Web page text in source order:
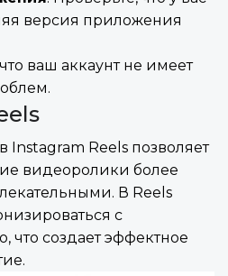
версия приложения
ваш аккаунт не имеет
Reels позволяет
видеоролики более
В Reels
с
что создает эффектное